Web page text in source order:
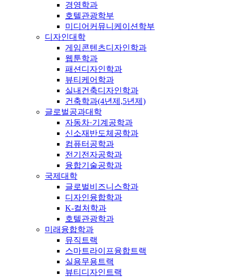
경영학과
호텔관광학부
미디어커뮤니케이션학부
디자인대학
게임콘텐츠디자인학과
웹툰학과
패션디자인학과
뷰티케어학과
실내건축디자인학과
건축학과(4년제,5년제)
글로벌공과대학
자동차·기계공학과
신소재반도체공학과
컴퓨터공학과
전기전자공학과
융합기술공학과
국제대학
글로벌비즈니스학과
디자인융합학과
K-컬처학과
호텔관광학과
미래융합학과
뮤직트랙
스마트라이프융합트랙
실용무용트랙
뷰티디자인트랙